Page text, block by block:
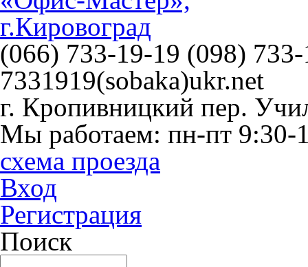
(066) 733-19-19 (098)
7331919(sobaka)ukr.net
г. Кропивницкий пер.
Мы работаем: пн-пт 9:30-
схема проезда
Вход
Регистрация
Поиск